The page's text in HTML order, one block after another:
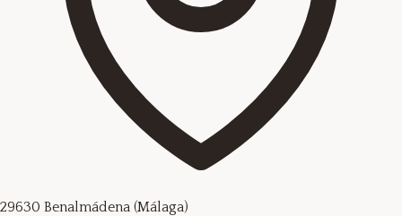
29630 Benalmádena (Málaga)